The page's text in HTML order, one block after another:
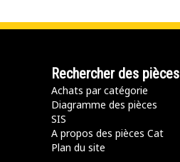
Rechercher des pièces
Achats par catégorie
Diagramme des pièces
SIS
A propos des pièces Cat
Plan du site